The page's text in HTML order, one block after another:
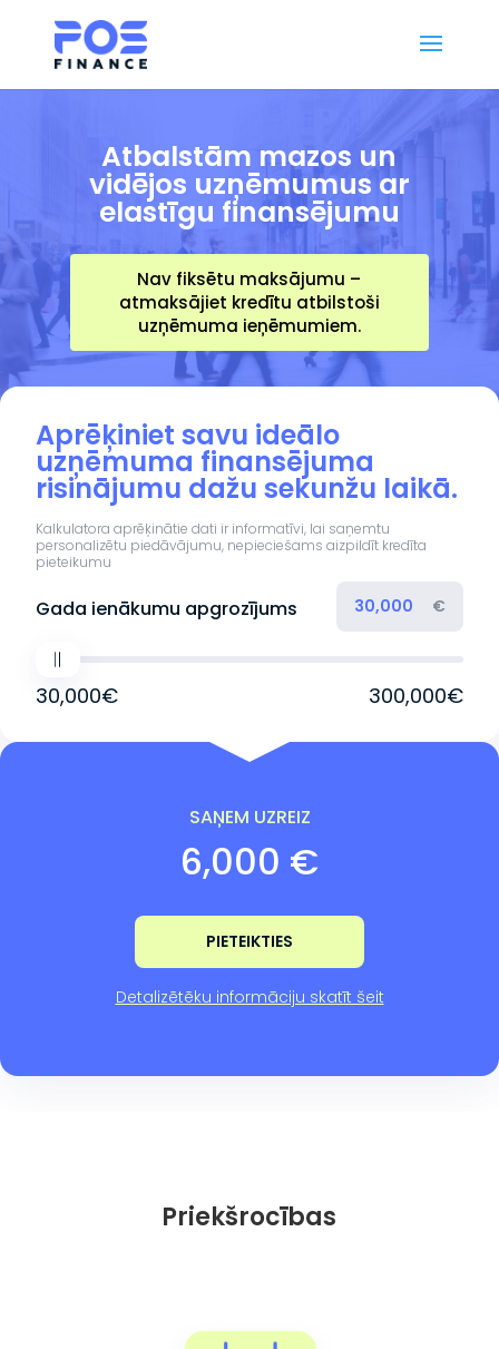
Atbalstām mazos un
vidējos uzņēmumus ar
elastīgu finansējumu
Nav fiksētu maksājumu –
atmaksājiet kredītu atbilstoši
uzņēmuma ieņēmumiem.
Aprēķiniet savu ideālo
uzņēmuma finansējuma
risinājumu dažu sekunžu laikā.
Kalkulatora aprēķinātie dati ir informatīvi, lai saņemtu
personalizētu piedāvājumu, nepieciešams aizpildīt kredīta
pieteikumu
Gada ienākumu apgrozījums €
30,000€ 300,000€
SAŅEM UZREIZ
6,000 €
PIETEIKTIES
Detalizētēku informāciju skatīt šeit
Priekšrocības